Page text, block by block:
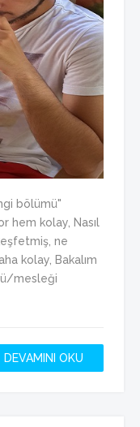
bölümü"
hem kolay, Nasıl
ne
kolay, Bakalım
mesleği
DEVAMINI OKU